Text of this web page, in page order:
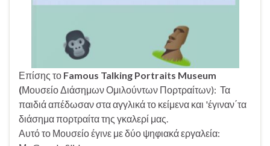
Επίσης το Famous Talking Portraits Museum
(Μουσείο Διάσημων Ομιλούντων Πορτραίτων): Τα
παιδιά απέδωσαν στα αγγλικά το κείμενα και 'έγιναν΄τα
διάσημα πορτραίτα της γκαλερί μας.
Αυτό το Μουσείο έγινε με δύο ψηφιακά εργαλεία: